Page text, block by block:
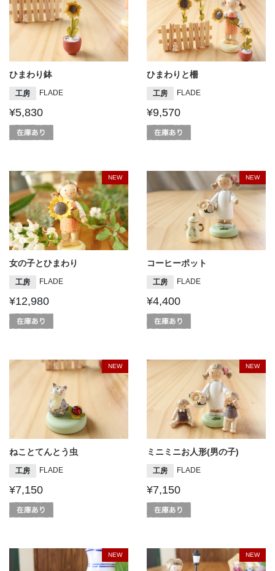
ひまわり鉢
工房 FLADE
¥5,830
ひまわりと柵
工房 FLADE
¥9,570
NEW
女の子とひまわり
工房 FLADE
¥12,980
NEW
コーヒーポット
工房 FLADE
¥4,400
NEW
ねことてんとう虫
工房 FLADE
¥7,150
NEW
ミニミニお人形(男の子)
工房 FLADE
¥7,150
NEW NEW